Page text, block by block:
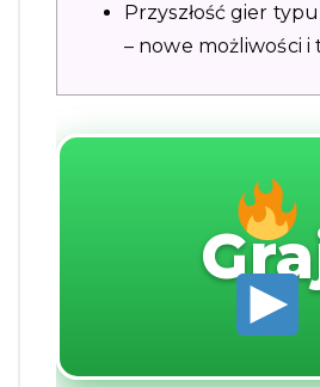
Przyszłość gier
– nowe możliwości